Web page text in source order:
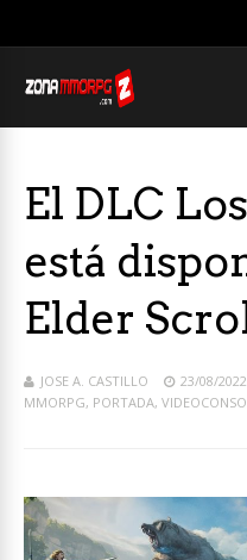
El DLC
está
Elder
JOSE A. CASTILLO 23/08/2022
MMORPG, PORTADA,